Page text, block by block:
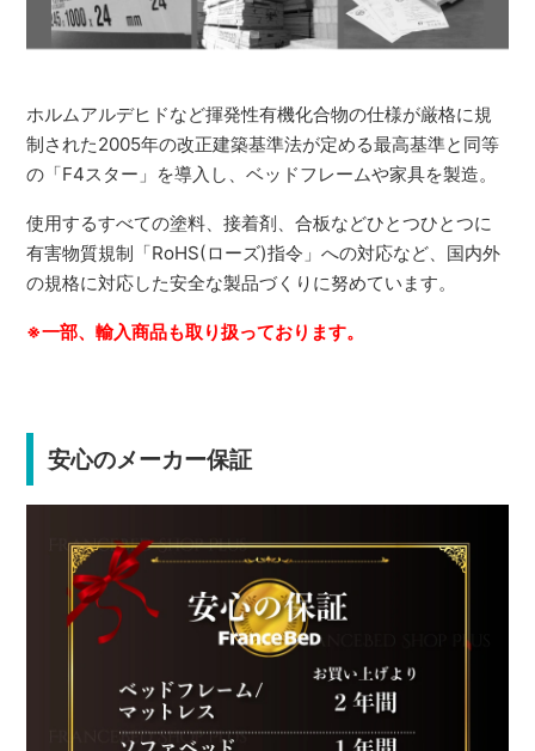
ホルムアルデヒドなど揮発性有機化合物の仕様が厳格に規
制された2005年の改正建築基準法が定める最高基準と同等
の「F4スター」を導入し、ベッドフレームや家具を製造。
使用するすべての塗料、接着剤、合板などひとつひとつに
有害物質規制「RoHS(ローズ)指令」への対応など、国内外
の規格に対応した安全な製品づくりに努めています。
※一部、輸入商品も取り扱っております。
安心のメーカー保証